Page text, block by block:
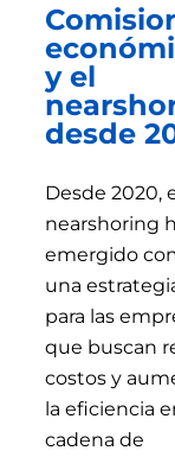
y el
desde
Desde 2020,
nearshoring
emergido
una
para las
que buscan
costos y
la eficiencia
cadena de